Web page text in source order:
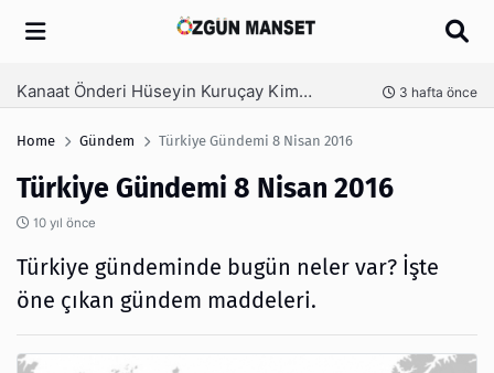
Arama
Kanaat Önderi Hüseyin Kuruçay Kimdir? 3 hafta önce
Home Gündem Türkiye Gündemi 8 Nisan 2016
Türkiye Gündemi 8 Nisan 2016
10 yıl önce
Türkiye gündeminde bugün neler var? İşte
öne çıkan gündem maddeleri.